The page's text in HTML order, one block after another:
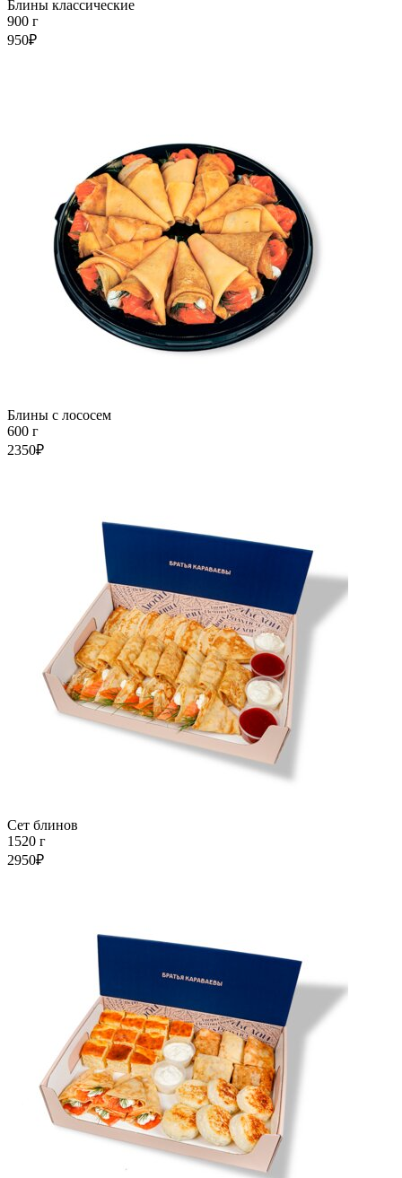
Блины классические
900 г
950₽
Блины с лососем
600 г
2350₽
Сет блинов
1520 г
2950₽